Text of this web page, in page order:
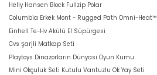
Helly Hansen Block Fullzip Polar
Columbia Erkek Mont - Rugged Path Omni-Heat™
Einhell Te-Hv Akülü El Süpürgesi
Cvs Şarjli Matkap Seti
Playtoys Dinazorların Dünyası Oyun Kumu
Mini Okçuluk Seti Kutulu Vantuzlu Ok Yay Seti